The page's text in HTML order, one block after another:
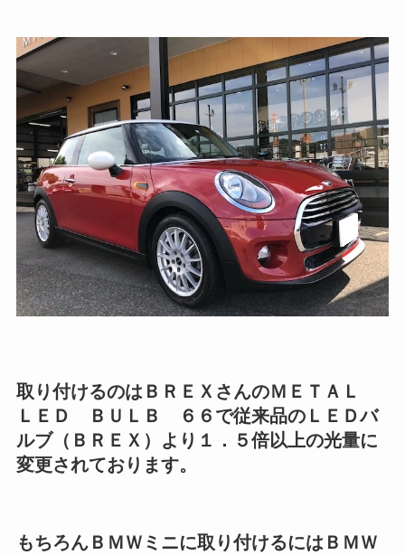
取り付けるのはＢＲＥＸさんのＭＥＴＡＬ
ＬＥＤ ＢＵＬＢ ６６で従来品のＬＥＤバ
ルブ（ＢＲＥＸ）より１．５倍以上の光量に
変更されております。
もちろんＢＭＷミニに取り付けるにはＢＭＷ